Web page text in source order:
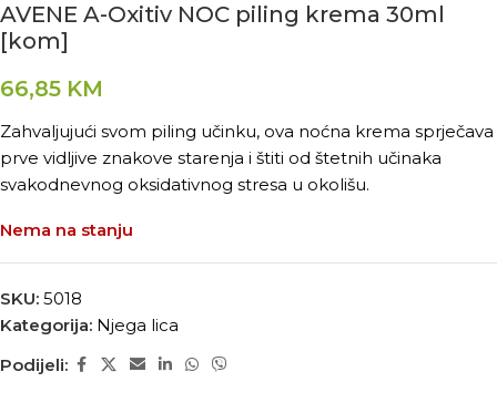
AVENE A-Oxitiv NOC piling krema 30ml
[kom]
66,85 KM
Zahvaljujući svom piling učinku, ova noćna krema sprječava
prve vidljive znakove starenja i štiti od štetnih učinaka
svakodnevnog oksidativnog stresa u okolišu.
Nema na stanju
SKU: 5018
Kategorija: Njega lica
Podijeli: